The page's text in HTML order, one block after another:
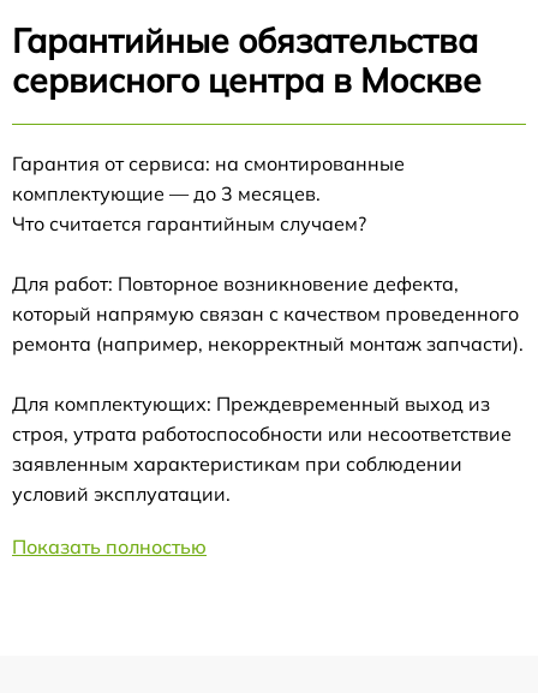
Гарантийные обязательства
сервисного центра в Москве
Гарантия от сервиса: на смонтированные
комплектующие — до 3 месяцев.
Что считается гарантийным случаем?
Для работ: Повторное возникновение дефекта,
который напрямую связан с качеством проведенного
ремонта (например, некорректный монтаж запчасти).
Для комплектующих: Преждевременный выход из
строя, утрата работоспособности или несоответствие
заявленным характеристикам при соблюдении
условий эксплуатации.
Показать полностью